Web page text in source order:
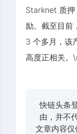
Starknet 质押
励。截至目前
3 个多月，该
高度正相关。
快链头条
由，并不
文章内容